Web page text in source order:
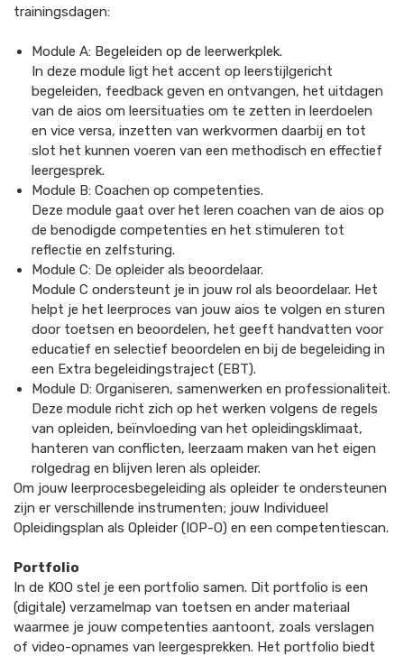
trainingsdagen:
Module A: Begeleiden op de leerwerkplek.
In deze module ligt het accent op leerstijlgericht
begeleiden, feedback geven en ontvangen, het uitdagen
van de aios om leersituaties om te zetten in leerdoelen
en vice versa, inzetten van werkvormen daarbij en tot
slot het kunnen voeren van een methodisch en effectief
leergesprek.
Module B: Coachen op competenties.
Deze module gaat over het leren coachen van de aios op
de benodigde competenties en het stimuleren tot
reflectie en zelfsturing.
Module C: De opleider als beoordelaar.
Module C ondersteunt je in jouw rol als beoordelaar. Het
helpt je het leerproces van jouw aios te volgen en sturen
door toetsen en beoordelen, het geeft handvatten voor
educatief en selectief beoordelen en bij de begeleiding in
een Extra begeleidingstraject (EBT).
Module D: Organiseren, samenwerken en professionaliteit.
Deze module richt zich op het werken volgens de regels
van opleiden, beïnvloeding van het opleidingsklimaat,
hanteren van conflicten, leerzaam maken van het eigen
rolgedrag en blijven leren als opleider.
Om jouw leerprocesbegeleiding als opleider te ondersteunen
zijn er verschillende instrumenten; jouw Individueel
Opleidingsplan als Opleider (IOP-O) en een competentiescan.
Portfolio
In de KOO stel je een portfolio samen. Dit portfolio is een
(digitale) verzamelmap van toetsen en ander materiaal
waarmee je jouw competenties aantoont, zoals verslagen
of video-opnames van leergesprekken. Het portfolio biedt